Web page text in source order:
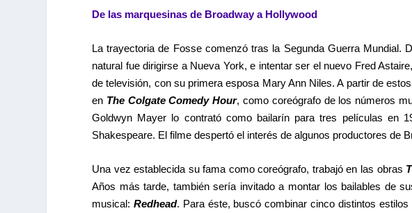
De las marquesinas de Broadway a Hollywood
La trayectoria de Fosse comenzó tras la Segunda Guerra
natural fue dirigirse a Nueva York, e intentar ser el nuevo Fred
de televisión, con su primera esposa Mary Ann Niles. A partir de
en The Colgate Comedy Hour, como coreógrafo de los números
Goldwyn Mayer lo contrató como bailarín para tres películas en
Shakespeare. El filme despertó el interés de algunos productores de
Una vez establecida su fama como coreógrafo, trabajó en las obras
Años más tarde, también sería invitado a montar los bailables de
musical: Redhead. Para éste, buscó combinar cinco distintos